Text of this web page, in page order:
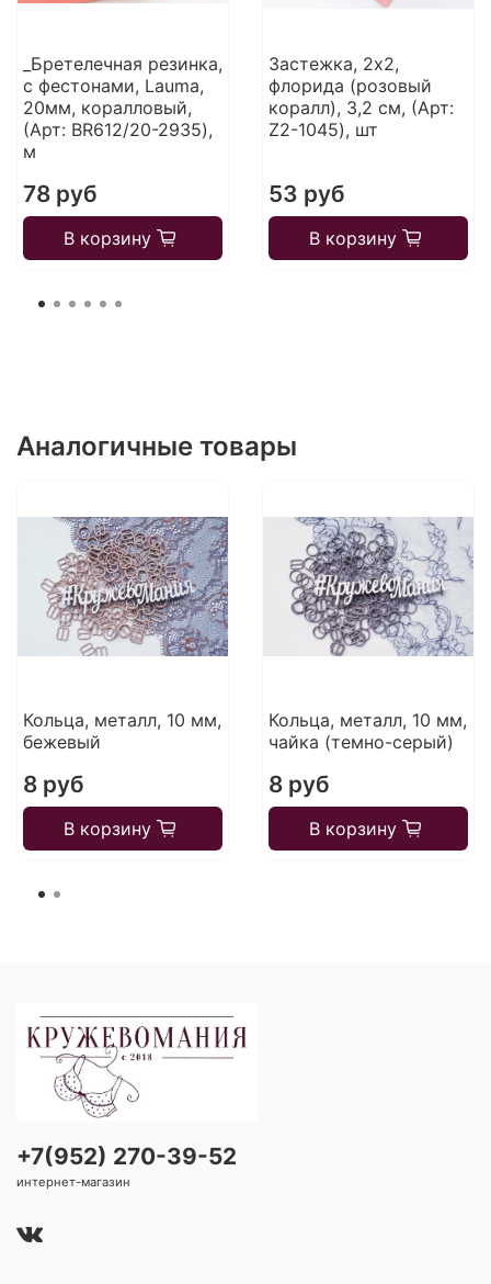
_Бретелечная резинка,
с фестонами, Lauma,
20мм, коралловый,
(Арт: BR612/20-2935),
м
78 руб
В корзину
Застежка, 2x2,
флорида (розовый
коралл), 3,2 см, (Арт:
Z2-1045), шт
53 руб
В корзину
Аналогичные товары
Кольца, металл, 10 мм,
бежевый
8 руб
В корзину
Кольца, металл, 10 мм,
чайка (темно-серый)
8 руб
В корзину
+7(952) 270-39-52
интернет-магазин